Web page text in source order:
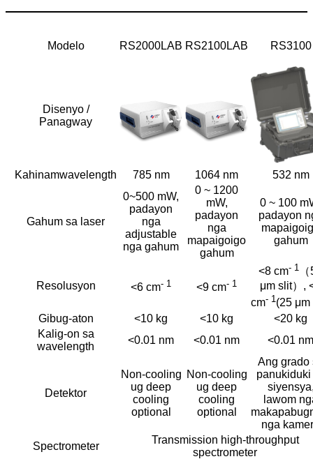
Modelo RS2000LAB RS2100LAB RS3100
Disenyo /
Panagway
Kahinamwavelength 785 nm 1064 nm 532 nm
Gahum sa laser
0~500 mW,
padayon
nga
adjustable
nga gahum
0 ~ 1200
mW,
padayon
nga
mapaigoigo
gahum
0 ~ 100
padayon
gahum
Resolusyon <6 cm- 1 <9 cm- 1
<8 cm- 1
μm slit）,
cm- 1(25 μm
Gibug-aton
<10 kg <10 kg
<20 kg
Kalig-on sa
wavelength
<0.01 nm <0.01 nm <0.01 nm
Detektor
Non-cooling
ug deep
cooling
optional
Non-cooling
ug deep
cooling
optional
Ang grado
panukiduki
lawom
nga
Spectrometer
Transmission high-throughput
spectrometer